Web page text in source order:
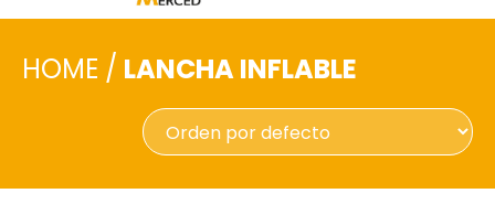
HOME / LANCHA INFLABLE